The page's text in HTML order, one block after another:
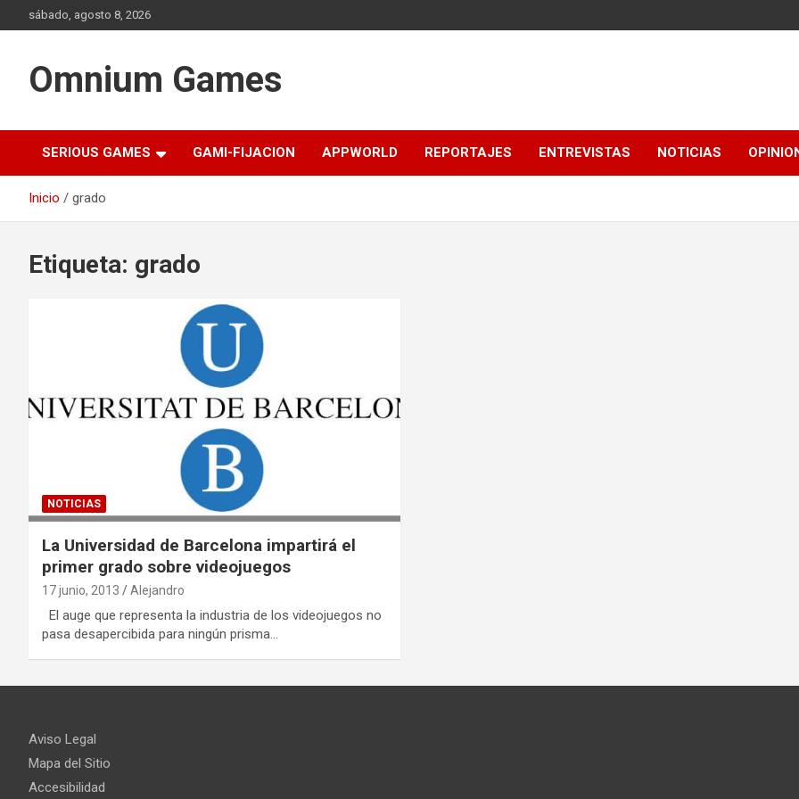
al
sábado, agosto 8, 2026
Omnium Games
SERIOUS GAMES GAMI-FIJACION APPWORLD REPORTAJES ENTREVISTAS NOTICIAS
Inicio grado
Etiqueta: grado
NOTICIAS
La Universidad de Barcelona impartirá el
primer grado sobre videojuegos
17 junio, 2013 Alejandro
El auge que representa la industria de los videojuegos no
pasa desapercibida para ningún prisma…
Aviso Legal
Mapa del Sitio
Accesibilidad